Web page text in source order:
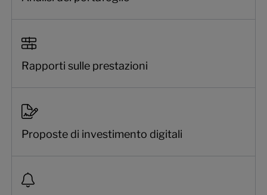
Rapporti sulle prestazioni
Proposte di investimento digitali